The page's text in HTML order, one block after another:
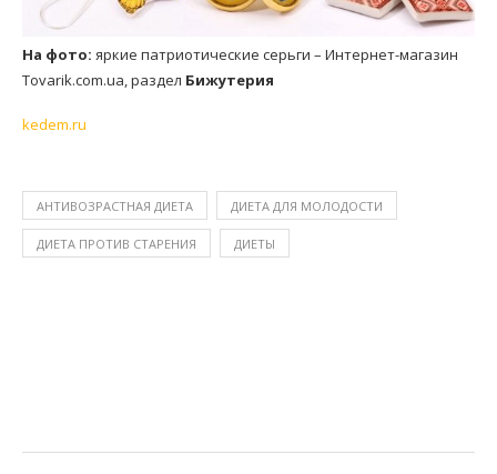
На фото: яркие патриотические серьги – Интернет-магазин
Tovarik.com.ua, раздел Бижутерия
kedem.ru
АНТИВОЗРАСТНАЯ ДИЕТА ДИЕТА ДЛЯ МОЛОДОСТИ
ДИЕТА ПРОТИВ СТАРЕНИЯ ДИЕТЫ